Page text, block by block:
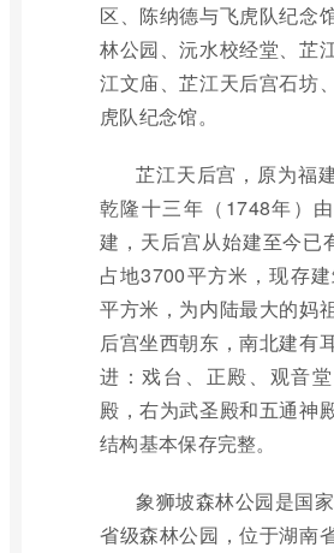
区、陈纳德与飞虎队纪念
林公园、沅水校经堂、芷
江文庙、芷江天后宫石坊
虎队纪念馆。
芷江天后宫，原为福
乾隆十三年（1748年）
建，天后宫从始建至今已
占地3700平方米，现存
平方米，为内陆最大的妈
后宫坐西朝东，南北建有
进：戏台、正殿、观音
殿，右为武圣殿和五通神
结构基本保存完整。
象狮坡森林公园是国家
省级森林公园，位于湖南